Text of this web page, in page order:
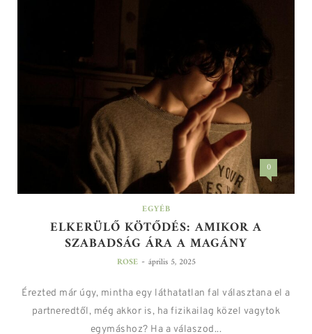
0
EGYÉB
ELKERÜLŐ KÖTŐDÉS: AMIKOR A
SZABADSÁG ÁRA A MAGÁNY
ROSE - április 5, 2025
Érezted már úgy, mintha egy láthatatlan fal választana el a
partneredtől, még akkor is, ha fizikailag közel vagytok
egymáshoz? Ha a válaszod...